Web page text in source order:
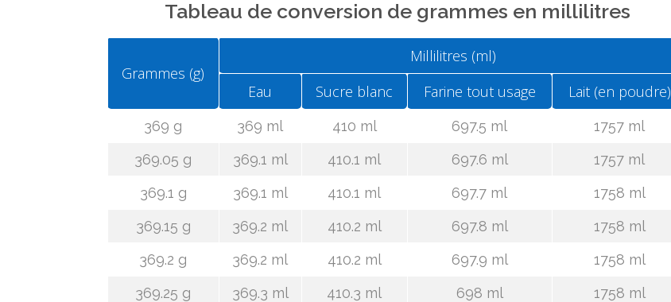
Tableau de conversion de grammes en millilitres
Grammes (g)
Millilitres (ml)
Eau
Sucre blanc Farine tout usage Lait (en poudre)
369 g 369 ml 410 ml 697.5 ml
1757 ml
369.05 g
369.1 ml 410.1 ml 697.6 ml
1757 ml
369.1 g
369.1 ml 410.1 ml 697.7 ml
1758 ml
369.15 g
369.2 ml 410.2 ml 697.8 ml
1758 ml
369.2 g
369.2 ml 410.2 ml 697.9 ml
1758 ml
369.25 g
369.3 ml 410.3 ml 698 ml
1758 ml